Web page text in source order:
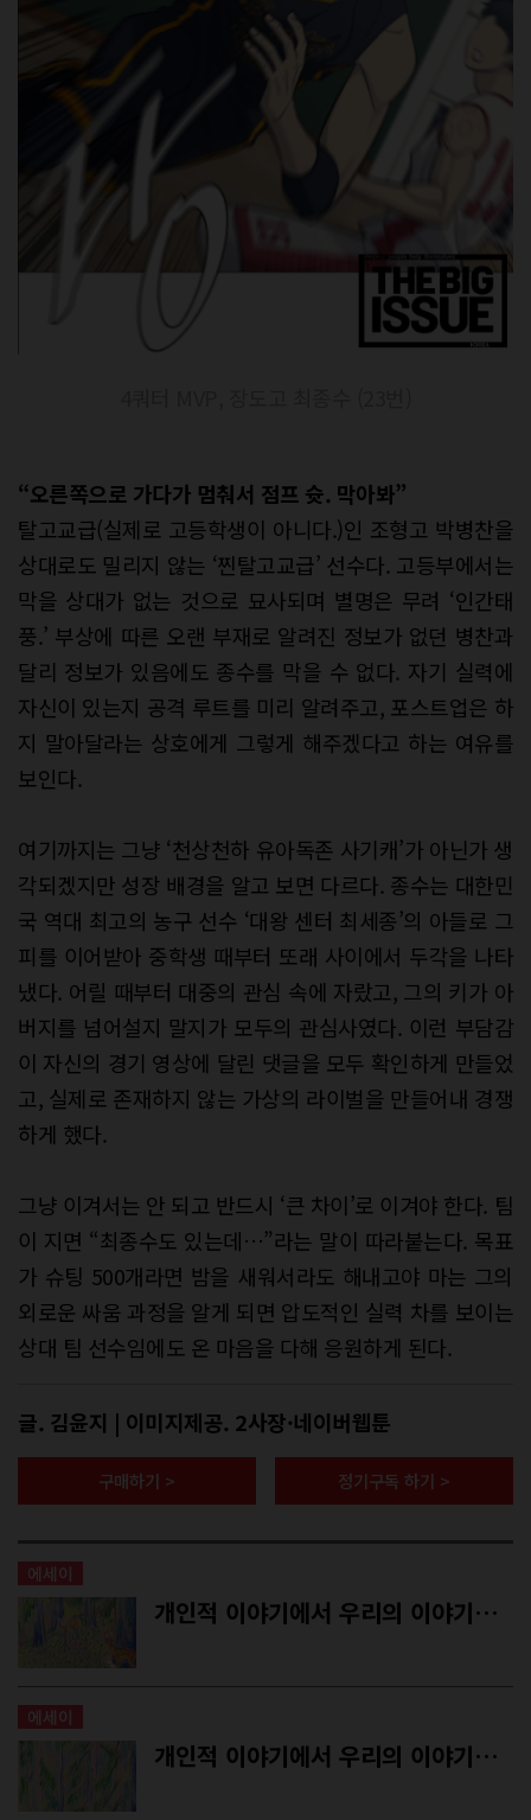
“오른쪽으로 가다가 멈춰서 점프 슛. 막아봐”
탈고교급(실제로 고등학생이 아니다.)인 조형고 박병찬을
상대로도 밀리지 않는 ‘찐탈고교급’ 선수다. 고등부에서는
막을 상대가 없는 것으로 묘사되며 별명은 무려 ‘인간태
풍.’ 부상에 따른 오랜 부재로 알려진 정보가 없던 병찬과
달리 정보가 있음에도 종수를 막을 수 없다. 자기 실력에
자신이 있는지 공격 루트를 미리 알려주고, 포스트업은 하
지 말아달라는 상호에게 그렇게 해주겠다고 하는 여유를
보인다.
여기까지는 그냥 ‘천상천하 유아독존 사기캐’가 아닌가 생
각되겠지만 성장 배경을 알고 보면 다르다. 종수는 대한민
국 역대 최고의 농구 선수 ‘대왕 센터 최세종’의 아들로 그
피를 이어받아 중학생 때부터 또래 사이에서 두각을 나타
냈다. 어릴 때부터 대중의 관심 속에 자랐고, 그의 키가 아
버지를 넘어설지 말지가 모두의 관심사였다. 이런 부담감
이 자신의 경기 영상에 달린 댓글을 모두 확인하게 만들었
고, 실제로 존재하지 않는 가상의 라이벌을 만들어내 경쟁
하게 했다.
그냥 이겨서는 안 되고 반드시 ‘큰 차이’로 이겨야 한다. 팀
이 지면 “최종수도 있는데…”라는 말이 따라붙는다. 목표
가 슈팅 500개라면 밤을 새워서라도 해내고야 마는 그의
외로운 싸움 과정을 알게 되면 압도적인 실력 차를 보이는
상대 팀 선수임에도 온 마음을 다해 응원하게 된다.
글. 김윤지 | 이미지제공. 2사장·네이버웹툰
구매하기 > 정기구독 하기 >
에세이
개인적 이야기에서 우리의 이야기로 바꾸는 에세이 (2)
에세이
개인적 이야기에서 우리의 이야기로 바꾸는 에세이 (1)